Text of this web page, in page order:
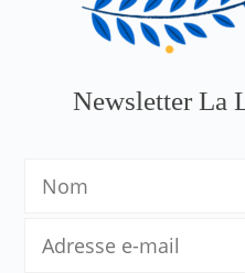
Newsletter La